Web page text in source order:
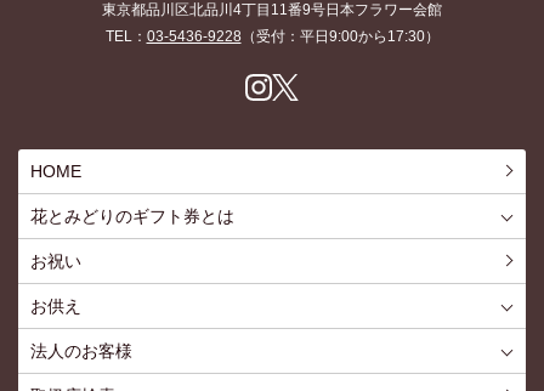
東京都品川区北品川4丁目11番9号日本フラワー会館
TEL： 03-5436-9228 （受付：平日9:00から17:30）
HOME
花とみどりのギフト券とは
お祝い
お供え
法人のお客様